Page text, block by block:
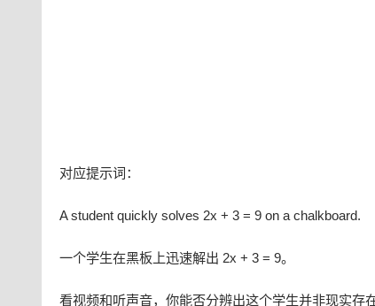
对应提示词：
A student quickly solves 2x + 3 = 9 on a chalkboard.
一个学生在黑板上迅速解出 2x + 3 = 9。
看视频和听声音，你能否分辨出这个学生并非现实存在